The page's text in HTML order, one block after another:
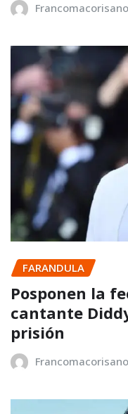
FARANDULA
Posponen la
cantante
prisión